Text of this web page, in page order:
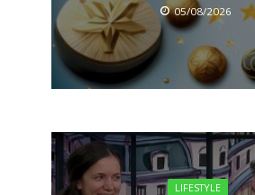
05/08/2026
LIFESTYLE